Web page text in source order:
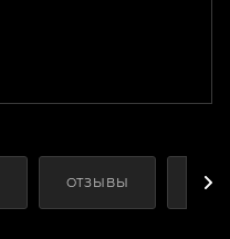
ОТЗЫВЫ